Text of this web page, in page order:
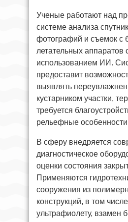
Ученые работают над
системе анализа
фотографий и съемок с
летательных аппаратов
использованием ИИ.
предоставит
выявлять
кустарником участки,
требуется
рельефные
В сферу внедряется
диагностическое
оценки состояния
Применяются
сооружения из
конструкций, в том
ультрафиолету, взамен